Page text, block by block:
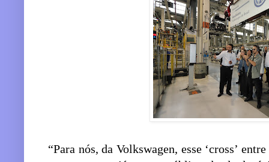
“Para nós, da Volkswagen, esse ‘cross’